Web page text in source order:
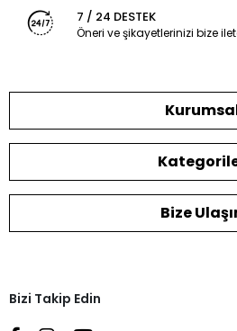
7 / 24 DESTEK
Öneri ve şikayetlerinizi bize
Bize
Bizi Takip Edin